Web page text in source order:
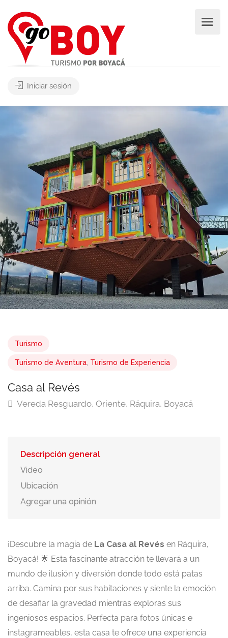
Iniciar sesión
Turismo
Turismo de Aventura Turismo de Experiencia
Casa al Revés
Vereda Resguardo, Oriente, Ráquira, Boyacá
Descripción general
Video
Ubicación
Agregar una opinión
¡Descubre la magia de La Casa al Revés en Ráquira,
Boyacá! 🌟 Esta fascinante atracción te llevará a un
mundo de ilusión y diversión donde todo está patas
arriba. Camina por sus habitaciones y siente la emoción
de desafiar la gravedad mientras exploras sus
ingeniosos espacios. Perfecta para fotos únicas e
instagrameables, esta casa te ofrece una experiencia